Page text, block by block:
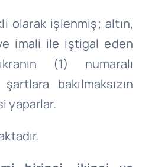
olarak işlenmiş; altın,
imali ile iştigal eden
(1) numaralı
bakılmaksızın
yaparlar.